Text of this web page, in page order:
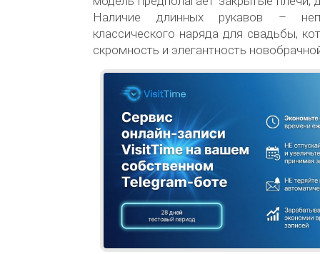
Наличие длинных рукавов –
классического наряда для свадьбы,
скромность и элегантность